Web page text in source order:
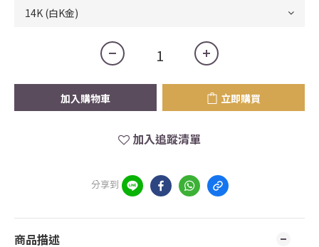
加入購物車 立即購買
加入追蹤清單
分享到
商品描述